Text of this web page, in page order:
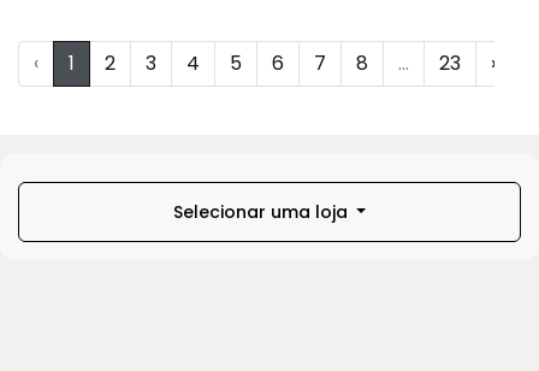
‹ 1 2 3 4 5 6 7 8 ... 23 ›
Selecionar uma loja